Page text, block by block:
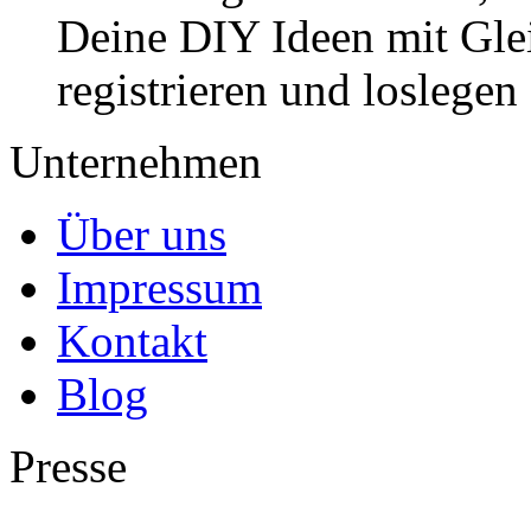
Deine DIY Ideen mit
registrieren und loslegen
Unternehmen
Über uns
Impressum
Kontakt
Blog
Presse